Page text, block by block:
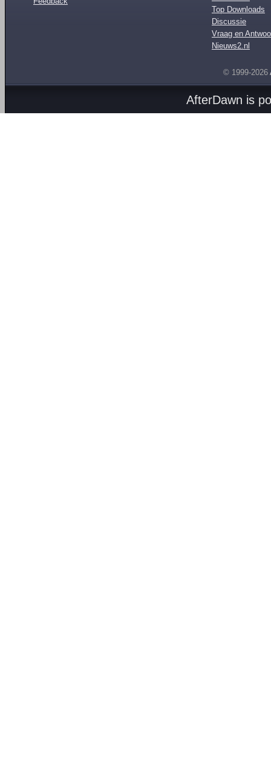
Top Downloads
Discussie
Vraag en
Nieuws2.nl
© 1999-2026
AfterDawn is